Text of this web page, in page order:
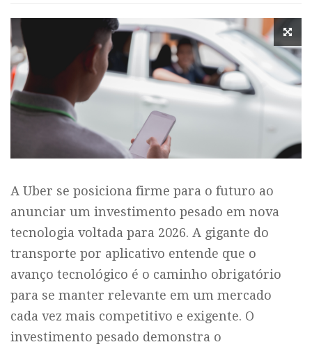
A Uber se posiciona firme para o futuro ao
anunciar um investimento pesado em nova
tecnologia voltada para 2026. A gigante do
transporte por aplicativo entende que o
avanço tecnológico é o caminho obrigatório
para se manter relevante em um mercado
cada vez mais competitivo e exigente. O
investimento pesado demonstra o